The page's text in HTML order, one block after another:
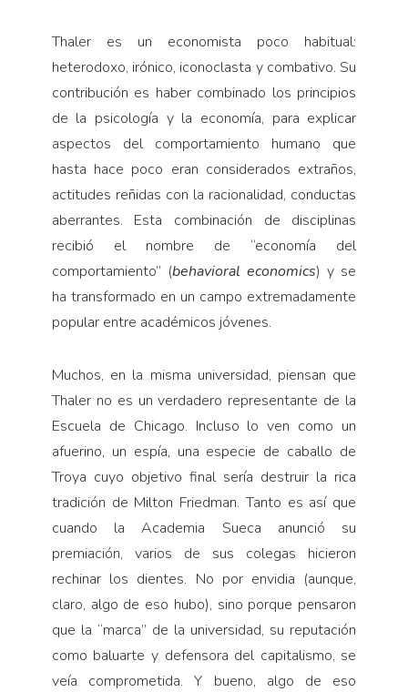
Thaler es un economista poco habitual:
heterodoxo, irónico, iconoclasta y combativo. Su
contribución es haber combinado los principios
de la psicología y la economía, para explicar
aspectos del comportamiento humano que
hasta hace poco eran considerados extraños,
actitudes reñidas con la racionalidad, conductas
aberrantes. Esta combinación de disciplinas
recibió el nombre de “economía del
comportamiento” (behavioral economics) y se
ha transformado en un campo extremadamente
popular entre académicos jóvenes.
Muchos, en la misma universidad, piensan que
Thaler no es un verdadero representante de la
Escuela de Chicago. Incluso lo ven como un
afuerino, un espía, una especie de caballo de
Troya cuyo objetivo final sería destruir la rica
tradición de Milton Friedman. Tanto es así que
cuando la Academia Sueca anunció su
premiación, varios de sus colegas hicieron
rechinar los dientes. No por envidia (aunque,
claro, algo de eso hubo), sino porque pensaron
que la “marca” de la universidad, su reputación
como baluarte y defensora del capitalismo, se
veía comprometida. Y bueno, algo de eso